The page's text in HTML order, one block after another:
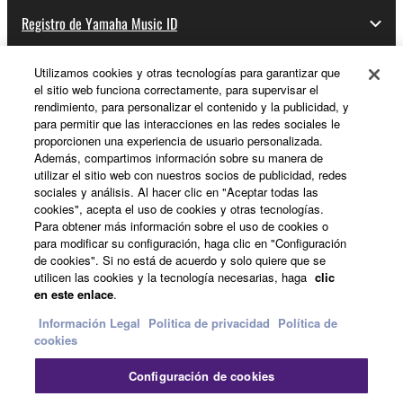
Registro de Yamaha Music ID
Acerca de Yamaha
España - Spanish
Empresa
Contacte con nosotrosTerminos de uso
Politica de privacidadPolítica de cookies
Utilizamos cookies y otras tecnologías para garantizar que
el sitio web funciona correctamente, para supervisar el
rendimiento, para personalizar el contenido y la publicidad, y
para permitir que las interacciones en las redes sociales le
proporcionen una experiencia de usuario personalizada.
Además, compartimos información sobre su manera de
utilizar el sitio web con nuestros socios de publicidad, redes
sociales y análisis. Al hacer clic en "Aceptar todas las
cookies", acepta el uso de cookies y otras tecnologías.
Para obtener más información sobre el uso de cookies o
para modificar su configuración, haga clic en "Configuración
de cookies". Si no está de acuerdo y solo quiere que se
utilicen las cookies y la tecnología necesarias, haga clic
en este enlace.
Información Legal Politica de privacidad Política de
cookies
Configuración de cookies